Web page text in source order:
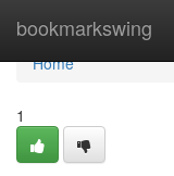
bookmarkswing
Home
Home
1